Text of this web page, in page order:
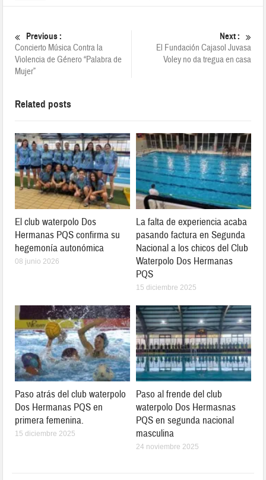
Previous :
Concierto Música Contra la
Violencia de Género “Palabra de
Mujer”
Next :
El Fundación Cajasol Juvasa
Voley no da tregua en casa
Related posts
El club waterpolo Dos
Hermanas PQS confirma su
hegemonía autonómica
08 junio 2026
La falta de experiencia acaba
pasando factura en Segunda
Nacional a los chicos del Club
Waterpolo Dos Hermanas
PQS
15 diciembre 2025
Paso atrás del club waterpolo
Dos Hermanas PQS en
primera femenina.
15 diciembre 2025
Paso al frende del club
waterpolo Dos Hermasnas
PQS en segunda nacional
masculina
24 noviembre 2025